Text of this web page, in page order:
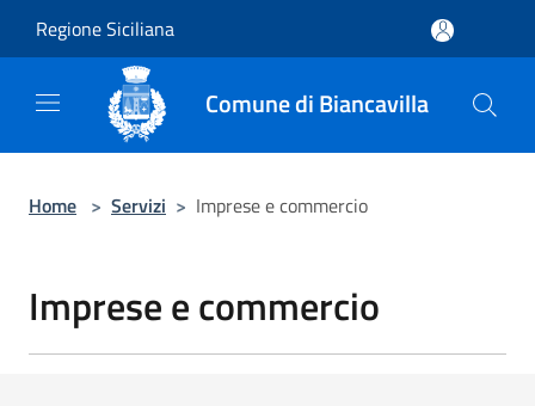
Regione Siciliana
Comune di Biancavilla
Home > Servizi > Imprese e commercio
Imprese e commercio